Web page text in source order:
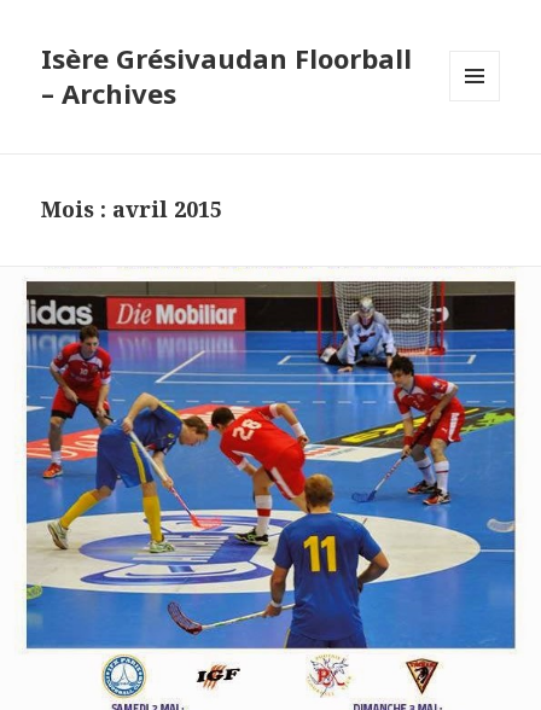
Isère Grésivaudan Floorball
– Archives
Mois : avril 2015